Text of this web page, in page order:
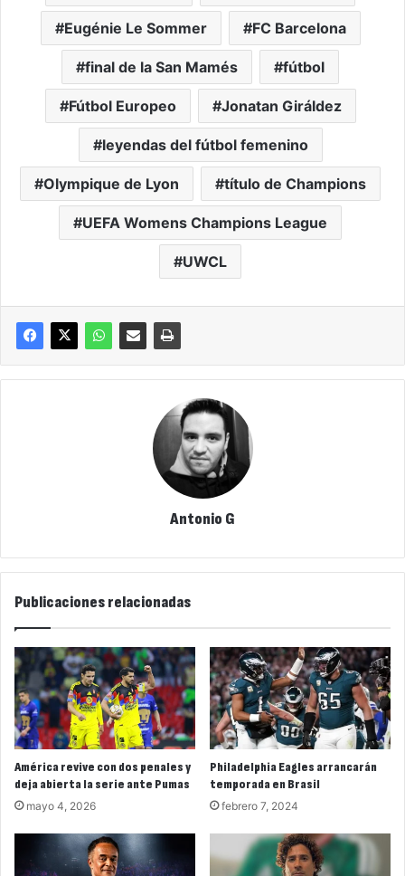
Eugénie Le Sommer FC Barcelona
final de la San Mamés fútbol
Fútbol Europeo Jonatan Giráldez
leyendas del fútbol femenino
Olympique de Lyon título de Champions
UEFA Womens Champions League
UWCL
Antonio G
Publicaciones relacionadas
América revive con dos penales y
deja abierta la serie ante Pumas
mayo 4, 2026
Philadelphia Eagles arrancarán
temporada en Brasil
febrero 7, 2024